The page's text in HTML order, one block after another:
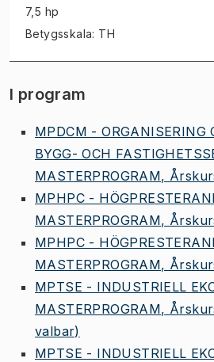
7,5 hp
Betygsskala: TH
I program
MPDCM - ORGANISERING
BYGG- OCH
MASTERPROGRAM,
MPHPC -
MASTERPROGRAM,
MPHPC -
MASTERPROGRAM,
MPTSE - INDUSTRIELL
MASTERPROGRAM,
valbar)
MPTSE - INDUSTRIELL